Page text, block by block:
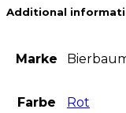
Additional
Marke
Farbe Rot